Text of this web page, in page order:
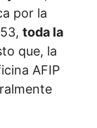
por la
toda la
que, la
AFIP